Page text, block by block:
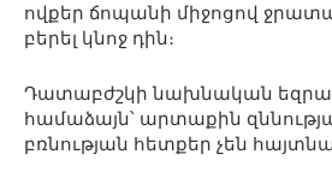
ովքեր ճոպանի միջոցով
բերել կնոջ դին։
Դատաբժշկի նախնական
համաձայն՝ արտաքին
բռնության հետքեր չեն